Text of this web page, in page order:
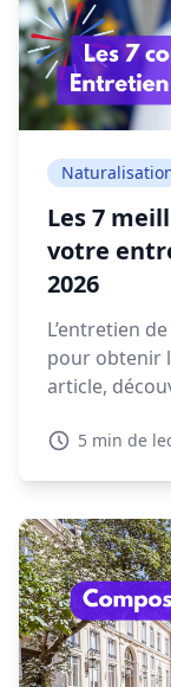
Les 7
votre
2026
L’entretien
pour obtenir
article,
répondre
5 min de